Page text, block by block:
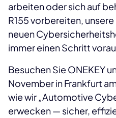
arbeiten oder sich auf
R155 vorbereiten,
neuen
immer einen Schritt
Besuchen Sie ONEKEY
November in Frankfurt
wie wir „Automotive
erwecken — sicher,